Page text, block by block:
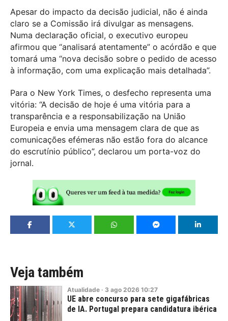
Apesar do impacto da decisão judicial, não é ainda
claro se a Comissão irá divulgar as mensagens.
Numa declaração oficial, o executivo europeu
afirmou que “analisará atentamente” o acórdão e que
tomará uma “nova decisão sobre o pedido de acesso
à informação, com uma explicação mais detalhada”.
Para o New York Times, o desfecho representa uma
vitória: “A decisão de hoje é uma vitória para a
transparência e a responsabilização na União
Europeia e envia uma mensagem clara de que as
comunicações efémeras não estão fora do alcance
do escrutínio público”, declarou um porta-voz do
jornal.
Veja também
Atualidade · 3 ago 2026 10:27
UE abre concurso para sete gigafábricas
de IA. Portugal prepara candidatura ibérica